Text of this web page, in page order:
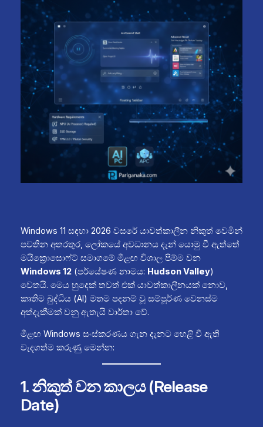
Windows 11 සඳහා 2026 වසරේ යාවත්කාලීන නිකුත් වෙමින්
පවතින අතරතුර, ලෝකයේ අවධානය දැන් යොමු වී ඇත්තේ
මයික්‍රොසොෆ්ට් සමාගමේ මීළඟ විශාල පිම්ම වන
Windows 12(පර්යේෂණ නාමය: Hudson Valley)
වෙතයි. මෙය හුදෙක් තවත් එක් යාවත්කාලීනයක් නොව,
කෘතිම බුද්ධිය (AI) මතම පදනම් වූ සම්පූර්ණ වෙනස්ම
අත්දැකීමක් වනු ඇතැයි වාර්තා වේ.
මීළඟ Windows සංස්කරණය ගැන දැනට හෙළි වී ඇති
වැදගත්ම කරුණු මෙන්න:
1. නිකුත් වන කාලය (Release
Date)